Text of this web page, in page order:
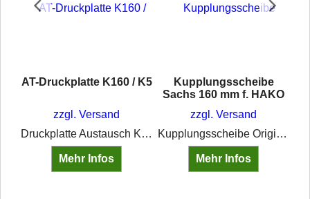
AT-Druckplatte K160 / K5
zzgl. Versand
Druckplatte Austausch K160 (früher K5)
Mehr Infos
Kupplungsscheibe
Sachs 160 mm f. HAKO
zzgl. Versand
Kupplungsscheibe Original Sachs 160B Durchmesser 160 mm Nabenprofil: 18x22-6N 6 Zähne
Mehr Infos